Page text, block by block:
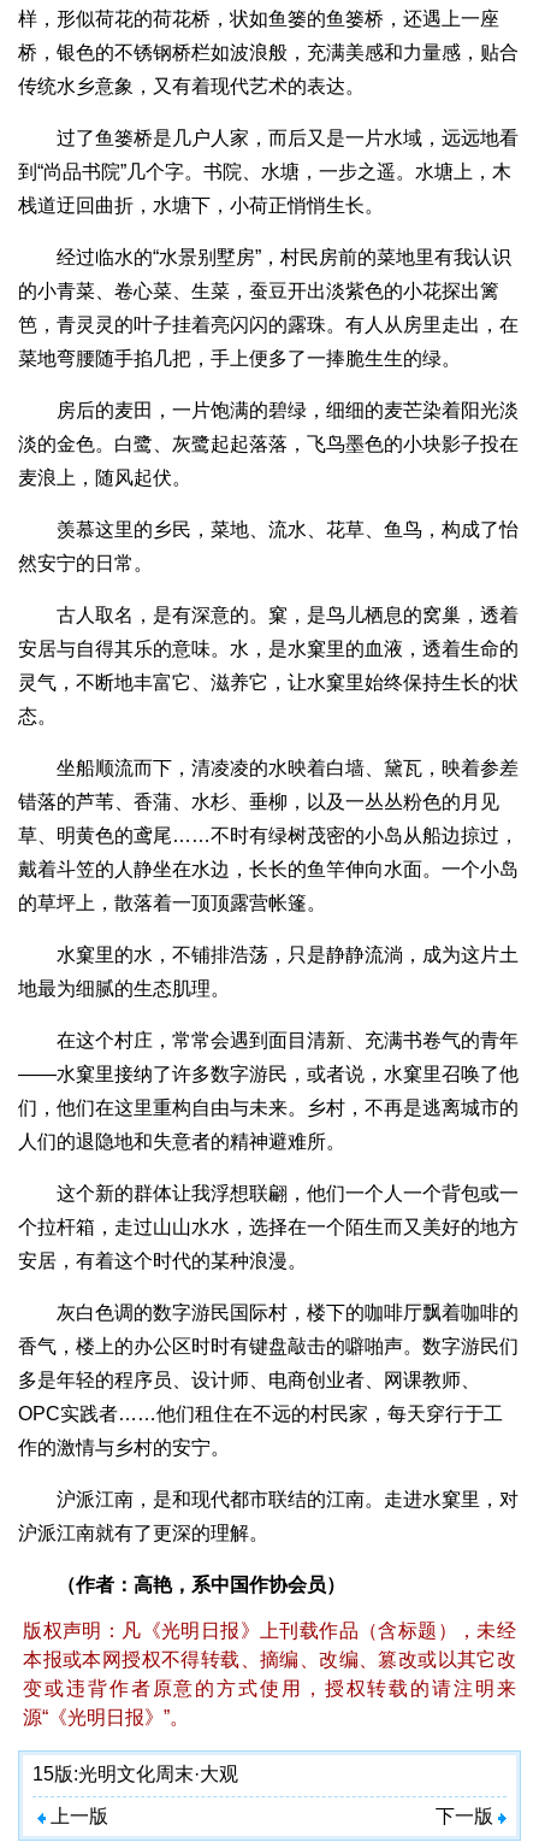
样，形似荷花的荷花桥，状如鱼篓的鱼篓桥，还遇上一座
桥，银色的不锈钢桥栏如波浪般，充满美感和力量感，贴合
传统水乡意象，又有着现代艺术的表达。
过了鱼篓桥是几户人家，而后又是一片水域，远远地看
到“尚品书院”几个字。书院、水塘，一步之遥。水塘上，木
栈道迂回曲折，水塘下，小荷正悄悄生长。
经过临水的“水景别墅房”，村民房前的菜地里有我认识
的小青菜、卷心菜、生菜，蚕豆开出淡紫色的小花探出篱
笆，青灵灵的叶子挂着亮闪闪的露珠。有人从房里走出，在
菜地弯腰随手掐几把，手上便多了一捧脆生生的绿。
房后的麦田，一片饱满的碧绿，细细的麦芒染着阳光淡
淡的金色。白鹭、灰鹭起起落落，飞鸟墨色的小块影子投在
麦浪上，随风起伏。
羡慕这里的乡民，菜地、流水、花草、鱼鸟，构成了怡
然安宁的日常。
古人取名，是有深意的。窠，是鸟儿栖息的窝巢，透着
安居与自得其乐的意味。水，是水窠里的血液，透着生命的
灵气，不断地丰富它、滋养它，让水窠里始终保持生长的状
态。
坐船顺流而下，清凌凌的水映着白墙、黛瓦，映着参差
错落的芦苇、香蒲、水杉、垂柳，以及一丛丛粉色的月见
草、明黄色的鸢尾……不时有绿树茂密的小岛从船边掠过，
戴着斗笠的人静坐在水边，长长的鱼竿伸向水面。一个小岛
的草坪上，散落着一顶顶露营帐篷。
水窠里的水，不铺排浩荡，只是静静流淌，成为这片土
地最为细腻的生态肌理。
在这个村庄，常常会遇到面目清新、充满书卷气的青年
——水窠里接纳了许多数字游民，或者说，水窠里召唤了他
们，他们在这里重构自由与未来。乡村，不再是逃离城市的
人们的退隐地和失意者的精神避难所。
这个新的群体让我浮想联翩，他们一个人一个背包或一
个拉杆箱，走过山山水水，选择在一个陌生而又美好的地方
安居，有着这个时代的某种浪漫。
灰白色调的数字游民国际村，楼下的咖啡厅飘着咖啡的
香气，楼上的办公区时时有键盘敲击的噼啪声。数字游民们
多是年轻的程序员、设计师、电商创业者、网课教师、
OPC实践者……他们租住在不远的村民家，每天穿行于工
作的激情与乡村的安宁。
沪派江南，是和现代都市联结的江南。走进水窠里，对
沪派江南就有了更深的理解。
（作者：高艳，系中国作协会员）
版权声明：凡《光明日报》上刊载作品（含标题），未经
本报或本网授权不得转载、摘编、改编、篡改或以其它改
变或违背作者原意的方式使用，授权转载的请注明来
源“《光明日报》”。
15版:光明文化周末·大观
上一版 下一版